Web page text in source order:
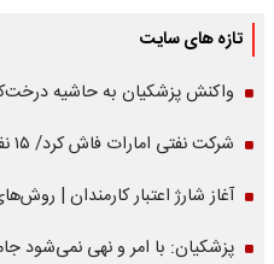
تازه های سایت
واکنش پزشکیان به حاشیه
شرکت نفتی امارات فاش کرد/ ۱۵ نفتکش‌مان منفجر شد
آغاز شارژ اعتبار کارمندان |
پزشکیان: با امر و نهی نمی‌شود